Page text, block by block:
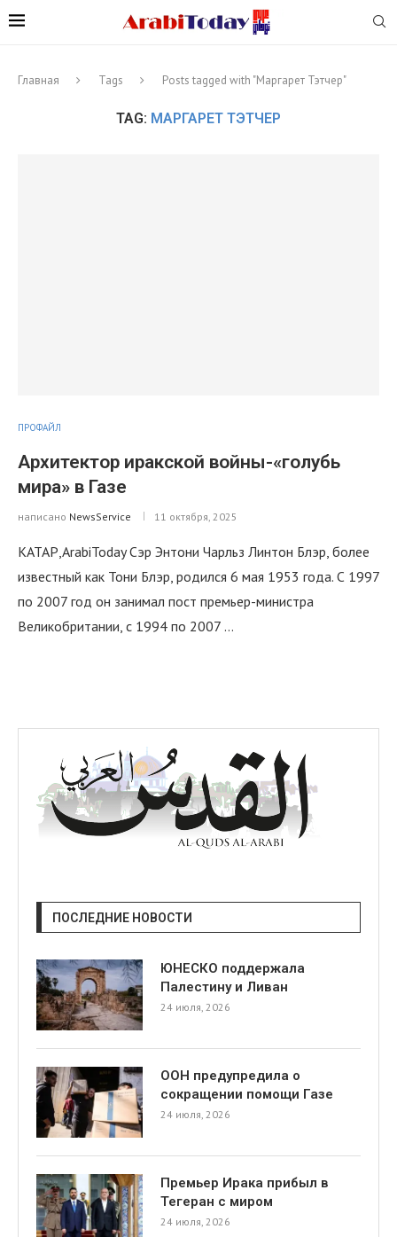
Главная Tags Posts tagged with "Маргарет Тэтчер"
TAG: МАРГАРЕТ ТЭТЧЕР
ПРОФАЙЛ
Архитектор иракской войны-«голубь
мира» в Газе
написано NewsService 11 октября, 2025
КАТАР,ArabiToday Сэр Энтони Чарльз Линтон Блэр, более
известный как Тони Блэр, родился 6 мая 1953 года. С 1997
по 2007 год он занимал пост премьер-министра
Великобритании, с 1994 по 2007 …
ПОСЛЕДНИЕ НОВОСТИ
ЮНЕСКО поддержала
Палестину и Ливан
24 июля, 2026
ООН предупредила о
сокращении помощи Газе
24 июля, 2026
Премьер Ирака прибыл в
Тегеран с миром
24 июля, 2026